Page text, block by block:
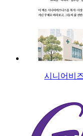
시니어비